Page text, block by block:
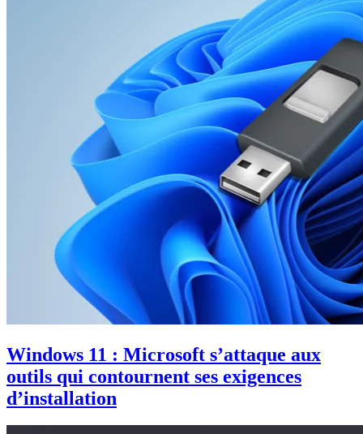
Windows 11 : Microsoft s’attaque aux
outils qui contournent ses exigences
d’installation